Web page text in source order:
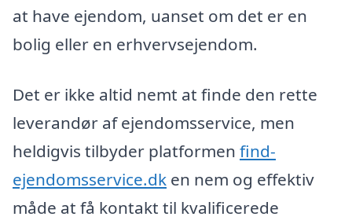
at have ejendom, uanset om det er en
bolig eller en erhvervsejendom.
Det er ikke altid nemt at finde den rette
leverandør af ejendomsservice, men
heldigvis tilbyder platformen find-
ejendomsservice.dk en nem og effektiv
måde at få kontakt til kvalificerede